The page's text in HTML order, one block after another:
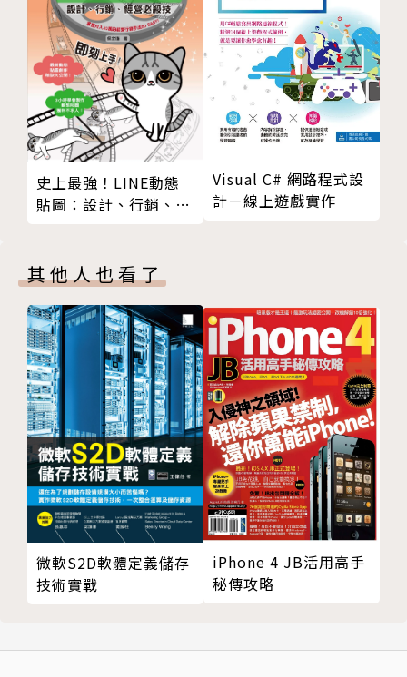
史上最強！LINE動態
貼圖：設計、行銷、經
Visual C# 網路程式設
計－線上遊戲實作
其他人也看了
微軟S2D軟體定義儲存
技術實戰
iPhone 4 JB活用高手
秘傳攻略